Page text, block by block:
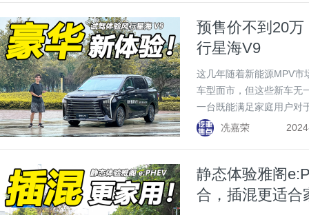
预售价不到20
行星海V9
这几年随着新能源MPV市
车型面市，但这些新车无
一台既能满足家庭用户对
还不贵的新能源MPV呢？
冼嘉荣
静态体验雅阁
合，插混更适合